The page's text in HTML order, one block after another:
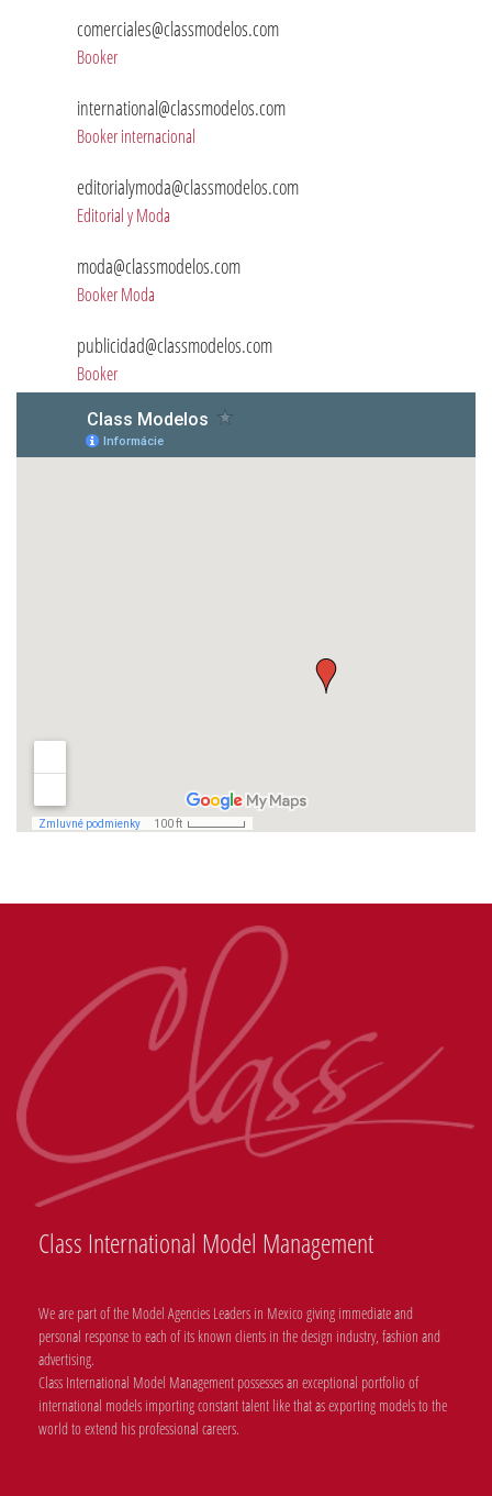
comerciales@classmodelos.com
Booker
international@classmodelos.com
Booker internacional
editorialymoda@classmodelos.com
Editorial y Moda
moda@classmodelos.com
Booker Moda
publicidad@classmodelos.com
Booker
Class International Model Management
We are part of the Model Agencies Leaders in Mexico giving immediate and
personal response to each of its known clients in the design industry, fashion and
advertising.
Class International Model Management possesses an exceptional portfolio of
international models importing constant talent like that as exporting models to the
world to extend his professional careers.